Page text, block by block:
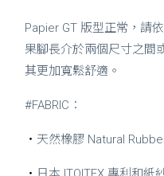
Papier GT 版型正常，請
果腳長介於兩個尺寸之間
其更加寬鬆舒適。
#FABRIC：
・ 天然橡膠 Natural